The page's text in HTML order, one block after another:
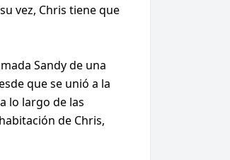
vez, Chris tiene que
Sandy de una
que se unió a la
lo largo de las
de Chris,